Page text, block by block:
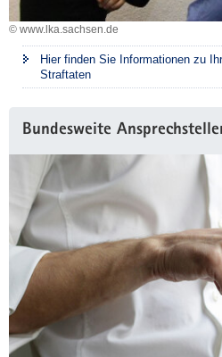
© www.lka.sachsen.de
Hier finden Sie Informationen zu
Straftaten
Bundesweite